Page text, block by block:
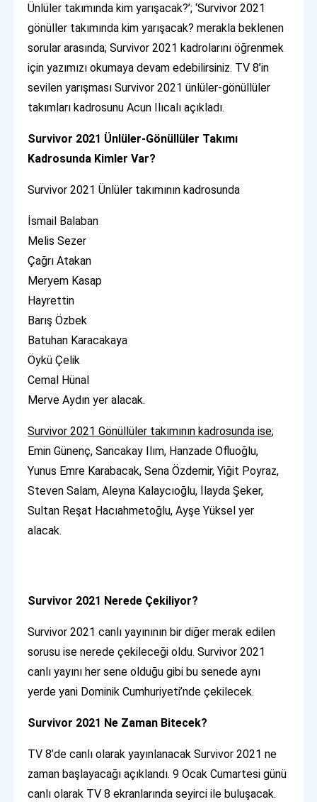
Ünlüler takımında kim yarışacak?’; ‘Survivor 2021
gönüller takımında kim yarışacak? merakla beklenen
sorular arasında; Survivor 2021 kadrolarını öğrenmek
için yazımızı okumaya devam edebilirsiniz. TV 8’in
sevilen yarışması Survivor 2021 ünlüler-gönüllüler
takımları kadrosunu Acun Ilıcalı açıkladı.
Survivor 2021 Ünlüler-Gönüllüler Takımı
Kadrosunda Kimler Var?
Survivor 2021 Ünlüler takımının kadrosunda
İsmail Balaban
Melis Sezer
Çağrı Atakan
Meryem Kasap
Hayrettin
Barış Özbek
Batuhan Karacakaya
Öykü Çelik
Cemal Hünal
Merve Aydın yer alacak.
Survivor 2021 Gönüllüler takımının kadrosunda ise;
Emin Günenç, Sancakay Ilım, Hanzade Ofluoğlu,
Yunus Emre Karabacak, Sena Özdemir, Yiğit Poyraz,
Steven Salam, Aleyna Kalaycıoğlu, İlayda Şeker,
Sultan Reşat Hacıahmetoğlu, Ayşe Yüksel yer
alacak.
Survivor 2021 Nerede Çekiliyor?
Survivor 2021 canlı yayınının bir diğer merak edilen
sorusu ise nerede çekileceği oldu. Survivor 2021
canlı yayını her sene olduğu gibi bu senede aynı
yerde yani Dominik Cumhuriyeti’nde çekilecek.
Survivor 2021 Ne Zaman Bitecek?
TV 8’de canlı olarak yayınlanacak Survivor 2021 ne
zaman başlayacağı açıklandı. 9 Ocak Cumartesi günü
canlı olarak TV 8 ekranlarında seyirci ile buluşacak.